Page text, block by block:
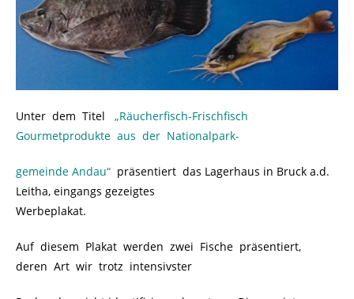
Unter dem Titel
„Räucherfisch-Frischfisch
Gourmetprodukte aus der Nationalpark-
gemeinde Andau“ präsentiert das Lagerhaus in Bruck a.d.
Leitha, eingangs gezeigtes
Werbeplakat.
Auf diesem Plakat werden zwei Fische präsentiert,
deren Art wir trotz intensivster